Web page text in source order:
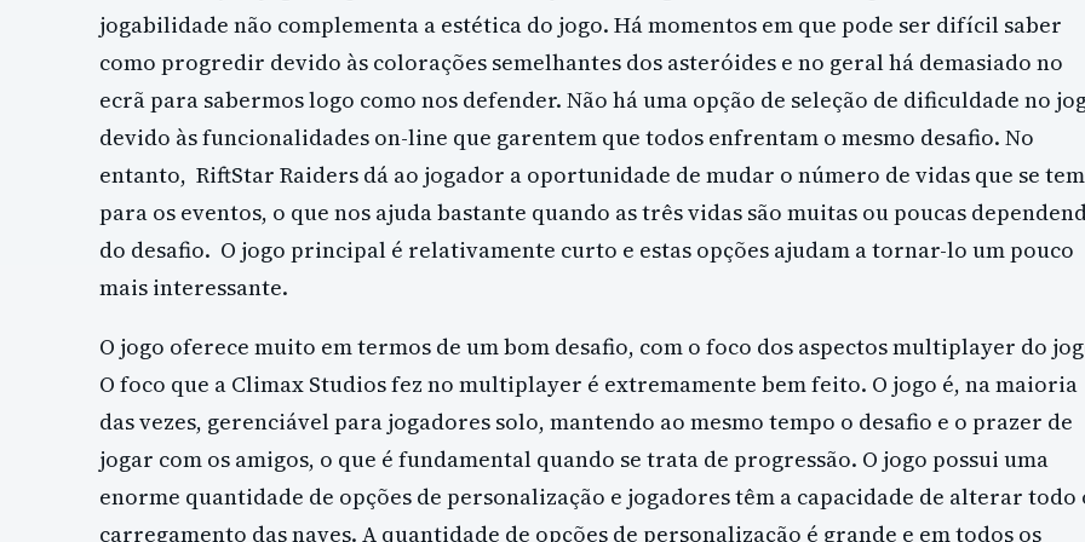
jogabilidade não complementa a estética do jogo. Há momentos em que pode ser difícil saber
como progredir devido às colorações semelhantes dos asteróides e no geral há demasiado no
ecrã para sabermos logo como nos defender. Não há uma opção de seleção de dificuldade no
devido às funcionalidades on-line que garentem que todos enfrentam o mesmo desafio. No
entanto, RiftStar Raiders dá ao jogador a oportunidade de mudar o número de vidas que se tem
para os eventos, o que nos ajuda bastante quando as três vidas são muitas ou poucas
do desafio. O jogo principal é relativamente curto e estas opções ajudam a tornar-lo um pouco
mais interessante.
O jogo oferece muito em termos de um bom desafio, com o foco dos aspectos multiplayer do
O foco que a Climax Studios fez no multiplayer é extremamente bem feito. O jogo é, na maioria
das vezes, gerenciável para jogadores solo, mantendo ao mesmo tempo o desafio e o prazer de
jogar com os amigos, o que é fundamental quando se trata de progressão. O jogo possui uma
enorme quantidade de opções de personalização e jogadores têm a capacidade de alterar todo
carregamento das naves. A quantidade de opções de personalização é grande e em todos os